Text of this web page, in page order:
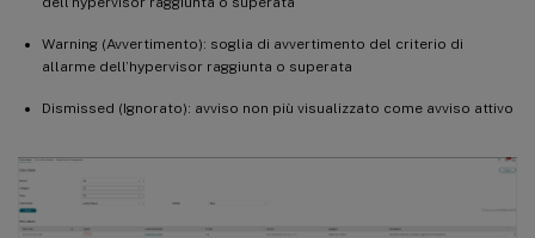
Warning (Avvertimento): soglia di avvertimento del criterio di
allarme dell’hypervisor raggiunta o superata
Dismissed (Ignorato): avviso non più visualizzato come avviso attivo